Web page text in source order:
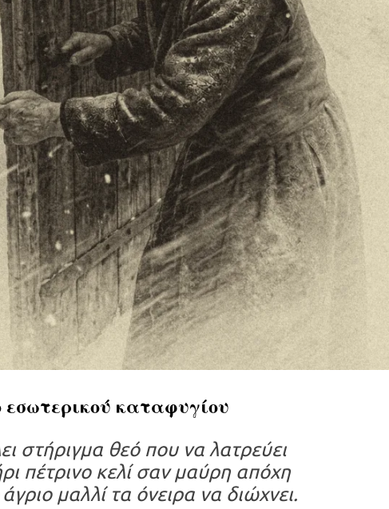
καταφυγίου
στήριγμα θεό που να λατρεύει
πέτρινο κελί σαν μαύρη απόχη
μαλλί τα όνειρα να διώχνει.